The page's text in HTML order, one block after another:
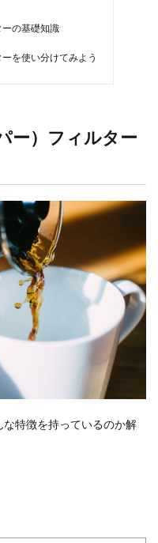
の基礎知識
を使い分けてみよう
ー）フィルター
特徴を持っているのか解